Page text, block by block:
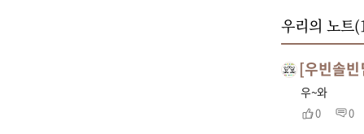
우리의 노트(
[우빈솔
우~와
0 0